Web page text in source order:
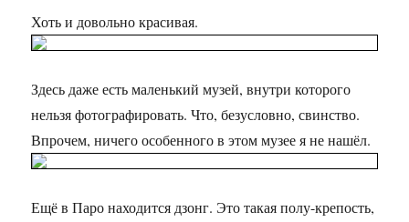
Хоть и довольно красивая.
Здесь даже есть маленький музей, внутри которого
нельзя фотографировать. Что, безусловно, свинство.
Впрочем, ничего особенного в этом музее я не нашёл.
Ещё в Паро находится дзонг. Это такая полу-крепость,